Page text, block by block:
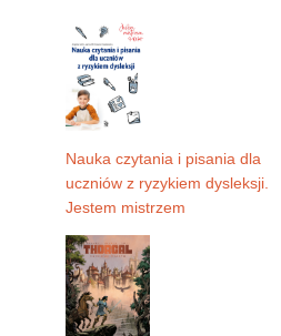
Nauka czytania i pisania dla
uczniów z ryzykiem dysleksji.
Jestem mistrzem